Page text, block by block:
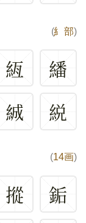
(糹部)
絚
繙
絾 綐
(14画)
摐
銗